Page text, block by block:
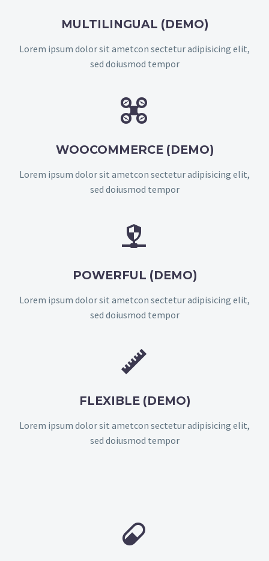
MULTILINGUAL (DEMO)
Lorem ipsum dolor sit ametcon sectetur adipisicing elit,
sed doiusmod tempor


WOOCOMMERCE (DEMO)
Lorem ipsum dolor sit ametcon sectetur adipisicing elit,
sed doiusmod tempor


POWERFUL (DEMO)
Lorem ipsum dolor sit ametcon sectetur adipisicing elit,
sed doiusmod tempor


FLEXIBLE (DEMO)
Lorem ipsum dolor sit ametcon sectetur adipisicing elit,
sed doiusmod tempor

